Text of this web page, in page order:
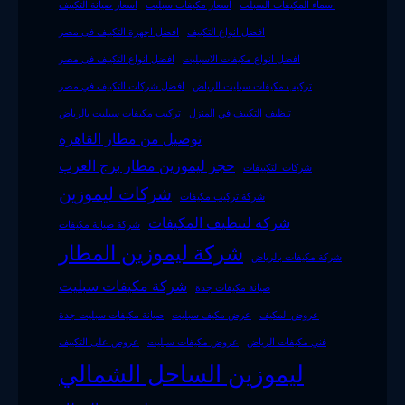
اسعار صيانة التكييف اسعار مكيفات سبليت اسماء المكيفات السبلت
افضل اجهزة التكييف فى مصر افضل انواع التكييف
افضل انواع التكييف فى مصر افضل انواع مكيفات الاسبليت
افضل شركات التكييف في مصر تركيب مكيفات سبليت الرياض
تركيب مكيفات سبليت بالرياض تنظيف التكييف في المنزل
توصيل من مطار القاهرة
حجز ليموزين مطار برج العرب
شركات التكييفات
شركات ليموزين شركة تركيب مكيفات
شركة صيانة مكيفات شركة لتنظيف المكيفات
شركة ليموزين المطار شركة مكيفات بالرياض
شركة مكيفات سبليت صيانة مكيفات جدة
صيانة مكيفات سبليت جدة عرض مكيف سبليت عروض المكيف
عروض على التكييف عروض مكيفات سبليت فني مكيفات الرياض
ليموزين الساحل الشمالي